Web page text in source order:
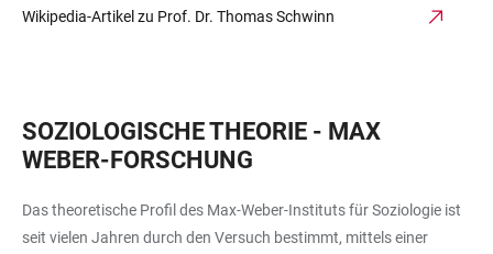
Wikipedia-Artikel zu Prof. Dr. Thomas Schwinn
SOZIOLOGISCHE THEORIE - MAX
WEBER-FORSCHUNG
Das theoretische Profil des Max-Weber-Instituts für Soziologie ist
seit vielen Jahren durch den Versuch bestimmt, mittels einer